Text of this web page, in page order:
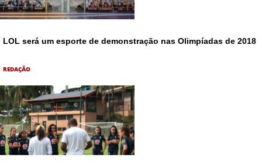
LOL será um esporte de demonstração nas Olimpíadas de 2018
REDAÇÃO